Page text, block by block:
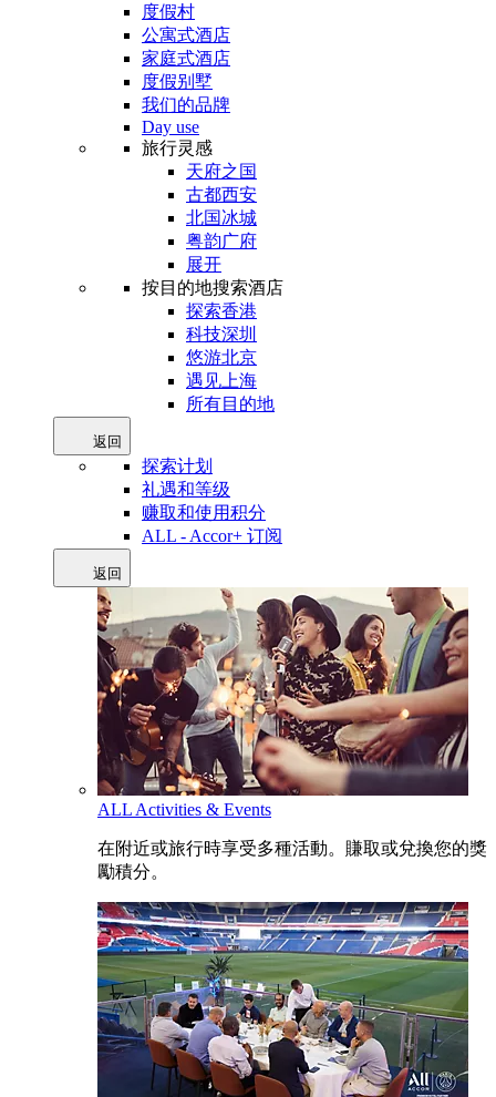
度假村
公寓式酒店
家庭式酒店
度假别墅
我们的品牌
Day use
旅行灵感
天府之国
古都西安
北国冰城
粤韵广府
展开
按目的地搜索酒店
探索香港
科技深圳
悠游北京
遇见上海
所有目的地
返回
探索计划
礼遇和等级
赚取和使用积分
ALL - Accor+ 订阅
返回
ALL Activities & Events
在附近或旅行時享受多種活動。賺取或兌換您的獎
勵積分。